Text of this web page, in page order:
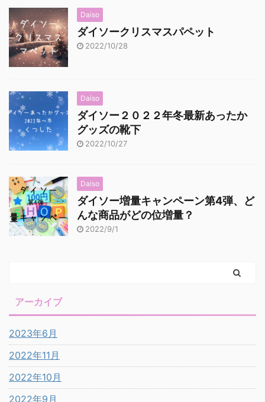
Daiso
ダイソークリスマスパペット
2022/10/28
Daiso
ダイソー２０２２年冬最新あったか
グッズの靴下
2022/10/27
Daiso
ダイソー増量キャンペーン第4弾、ど
んな商品がどの位増量？
2022/9/1
アーカイブ
2023年6月
2022年11月
2022年10月
2022年9月